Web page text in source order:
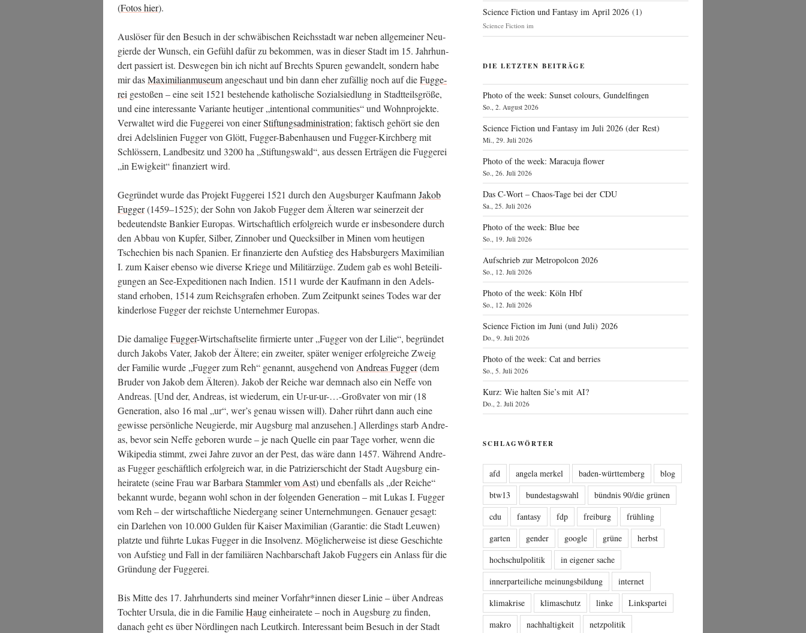
(Fotos hier).
Aus­lö­ser für den Besuch in der schwä­bi­schen Reichs­stadt war neben all­ge­mei­ner Neu­
gier­de der Wunsch, ein Gefühl dafür zu bekom­men, was in die­ser Stadt im 15. Jahr­hun­
dert pas­siert ist. Des­we­gen bin ich nicht auf Brechts Spu­ren gewan­delt, son­dern habe
mir dasMaxi­mi­lian­mu­se­umange­schaut und bin dann eher zufäl­lig noch auf dieFug­ge­
rei gesto­ßen – eine seit 1521 bestehen­de katho­li­sche Sozi­al­sied­lung in Stadt­teils­grö­ße,
und eine inter­es­san­te Vari­an­te heu­ti­ger „inten­tio­nal com­mu­ni­ties“ und Wohn­pro­jek­te.
Ver­wal­tet wird die Fug­ge­rei von einerStif­tungs­ad­mi­nis­tra­ti­on; fak­tisch gehört sie den
drei Adels­li­ni­en Fug­ger von Glött, Fug­ger-Baben­hau­sen und Fug­ger-Kirch­berg mit
Schlös­sern, Land­be­sitz und 3200 ha „Stif­tungs­wald“, aus des­sen Erträ­gen die Fug­ge­rei
„in Ewig­keit“ finan­ziert wird.
Gegrün­det wur­de das Pro­jekt Fug­ge­rei 1521 durch den Augs­bur­ger Kauf­mann Jakob
Fug­ger(1459–1525); der Sohn von Jakob Fug­ger dem Älte­ren war sei­ner­zeit der
bedeu­tends­te Ban­kier Euro­pas. Wirt­schaft­lich erfolg­reich wur­de er ins­be­son­de­re durch
den Abbau von Kup­fer, Sil­ber, Zin­no­ber und Queck­sil­ber in Minen vom heu­ti­gen
Tsche­chi­en bis nach Spa­ni­en. Er finan­zier­te den Auf­stieg des Habs­bur­gers Maxi­mi­li­an
I. zum Kai­ser eben­so wie diver­se Krie­ge und Mili­tär­zü­ge. Zudem gab es wohl Betei­li­
gun­gen an See-Expe­di­tio­nen nach Indi­en. 1511 wur­de der Kauf­mann in den Adels­
stand erho­ben, 1514 zum Reichs­gra­fen erho­ben. Zum Zeit­punkt sei­nes Todes war der
kin­der­lo­se Fug­ger der reichs­te Unter­neh­mer Europas.
Die dama­li­geFug­ger-Wirt­schafts­eli­te fir­mier­te unter „Fug­ger von der Lilie“, begrün­det
durch Jakobs Vater, Jakob der Älte­re; ein zwei­ter, spä­ter weni­ger erfolg­rei­che Zweig
der Fami­lie wur­de „Fug­ger zum Reh“ genannt, aus­ge­hend von Andre­as Fug­ger(dem
Bru­der von Jakob dem Älte­ren). Jakob der Rei­che war dem­nach also ein Nef­fe von
Andre­as. [Und der, Andre­as, ist wie­der­um, ein Ur-ur-ur-…-Großvater von mir (18
Gene­ra­ti­on, also 16 mal „ur“, wer’s genau wis­sen will). Daher rührt dann auch eine
gewis­se per­sön­li­che Neu­gier­de, mir Augs­burg mal anzu­se­hen.] Aller­dings starb Andre­
as, bevor sein Nef­fe gebo­ren wur­de – je nach Quel­le ein paar Tage vor­her, wenn die
Wiki­pe­dia stimmt, zwei Jah­re zuvor an der Pest, das wäre dann 1457. Wäh­rend Andre­
as Fug­ger geschäft­lich erfolg­reich war, in die Patri­zi­er­schicht der Stadt Augs­burg ein­
hei­ra­te­te (sei­ne Frau war Bar­ba­ra Stamm­ler vom Ast) und eben­falls als „der Rei­che“
bekannt wur­de, begann wohl schon in der fol­gen­den Gene­ra­ti­on – mit Lukas I. Fug­ger
vom Reh – der wirt­schaft­li­che Nie­der­gang sei­ner Unter­neh­mun­gen. Genau­er gesagt:
ein Dar­le­hen von 10.000 Gul­den für Kai­ser Maxi­mi­li­an (Garan­tie: die Stadt Leu­wen)
platz­te und führ­te Lukas Fug­ger in die Insol­venz. Mög­li­cher­wei­se ist die­se Geschich­te
von Auf­stieg und Fall in der fami­liä­ren Nach­bar­schaft Jakob Fug­gers ein Anlass für die
Grün­dung der Fuggerei.
Bis Mit­te des 17. Jahr­hun­derts sind mei­ner Vorfahr*innen die­ser Linie – über Andre­as
Toch­ter Ursu­la, die in die Fami­lieHaugein­hei­ra­te­te – noch in Augs­burg zu fin­den,
danach geht es über Nörd­lin­gen nach Leut­kirch. Inter­es­sant beim Besuch in der Stadt
Science Fiction und Fantasy im April 2026 (1)
Science Fiction im
DIE LETZTEN BEITRÄGE
Photo of the week: Sunset colours, Gundelfingen
So., 2. August 2026
Science Fiction und Fantasy im Juli 2026 (der Rest)
Mi., 29. Juli 2026
Photo of the week: Maracuja flower
So., 26. Juli 2026
Das C‑Wort – Chaos-Tage bei der CDU
Sa., 25. Juli 2026
Photo of the week: Blue bee
So., 19. Juli 2026
Aufschrieb zur Metropolcon 2026
So., 12. Juli 2026
Photo of the week: Köln Hbf
So., 12. Juli 2026
Science Fiction im Juni (und Juli) 2026
Do., 9. Juli 2026
Photo of the week: Cat and berries
So., 5. Juli 2026
Kurz: Wie halten Sie’s mit AI?
Do., 2. Juli 2026
SCHLAGWÖRTER
afd angela merkel baden-württemberg
blog
btw13
bundestagswahl
bündnis 90/die grünen
cdu
fantasy fdp freiburg
frühling
garten
gender google grüne
herbst
hochschulpolitik
in eigener sache
innerparteiliche meinungsbildung
internet
klimakrise
klimaschutz linke
Linkspartei
makro
nachhaltigkeit
netzpolitik